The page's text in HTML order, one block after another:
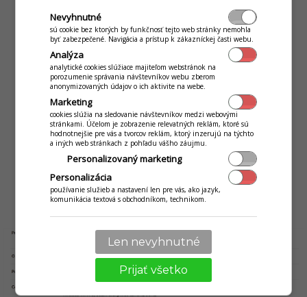
Nevyhnutné
sú cookie bez ktorých by funkčnosť tejto web stránky nemohla
byť zabezpečené. Navigácia a prístup k zákazníckej časti webu.
Analýza
analytické cookies slúžiace majiteľom webstránok na
porozumenie správania návštevníkov webu zberom
anonymizovaných údajov o ich aktivite na webe.
Marketing
cookies slúžia na sledovanie návštevníkov medzi webovými
stránkami. Účelom je zobrazenie relevatných reklám, ktoré sú
hodnotnejšie pre vás a tvorcov reklám, ktorý inzerujú na týchto
a iných web stránkach z pohľadu vášho záujmu.
Personalizovaný marketing
Personalizácia
používanie služieb a nastavení len pre vás, ako jazyk,
komunikácia textová s obchodníkom, technikom.
Len nevyhnutné
Prijať všetko